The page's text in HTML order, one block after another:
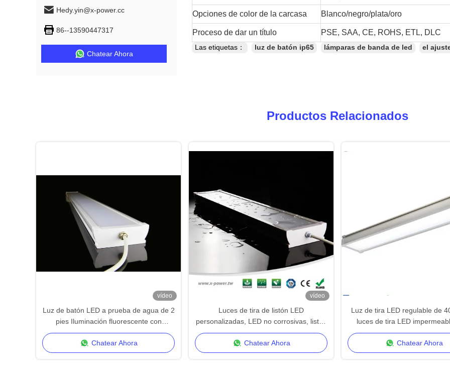
Hedy.yin@x-power.cc
86--13590447317
Chatear Ahora
Opciones de color de la carcasa Blanco/negro/plata/oro
Proceso de dar un título PSE, SAA, CE, ROHS, ETL, DLC
Las etiquetas： luz de batón ip65 lámparas de banda de led el
Productos Relacionados
vídeo
Luz de batón LED a prueba de agua de 2
pies Iluminación fluorescente con
potencia CCT conmutable
Chatear Ahora
vídeo
Luces de tira de listón LED
personalizadas, LED no corrosivas, listón
IP65 para uso industrial
Chatear Ahora
Luz de tira LED regulable de
luces de tira LED
lineal LED de 150LM/
Chatear Ahora